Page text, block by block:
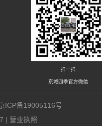
扫一扫
京城四季官方微信
ICP备19005116号
| 营业执照